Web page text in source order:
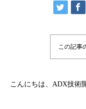
この記事
こんにちは、ADX技術